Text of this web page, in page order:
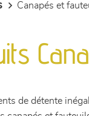
canapés et
de détente